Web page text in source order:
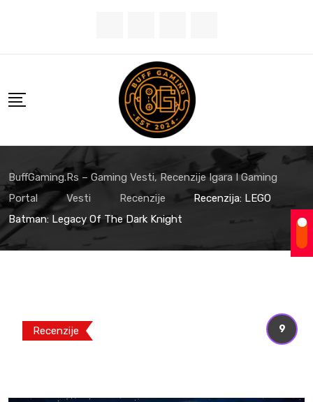
content
BuffGaming.rs – Gaming Vesti, Recenzije Igara I Gaming
Portal
Vesti Recenzije
Recenzija: LEGO
Batman: Legacy Of The Dark Knight
9
Recenzije